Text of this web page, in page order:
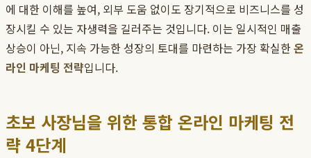
에 대한 이해를 높여, 외부 도움 없이도 장기적으로 비즈니스를 성
장시킬 수 있는 자생력을 길러주는 것입니다. 이는 일시적인 매출
상승이 아닌, 지속 가능한 성장의 토대를 마련하는 가장 확실한온
라인 마케팅 전략입니다.
초보 사장님을 위한 통합 온라인 마케팅 전
략 4단계